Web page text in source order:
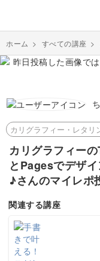
ホーム > すべての講座 >
カリグラフィー・レタリ
カリグラフィー
とPagesでデザ
♪さんのマイレポ
関連する講座